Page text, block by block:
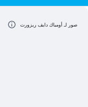
صور لـ أومباك دايف ريزورت